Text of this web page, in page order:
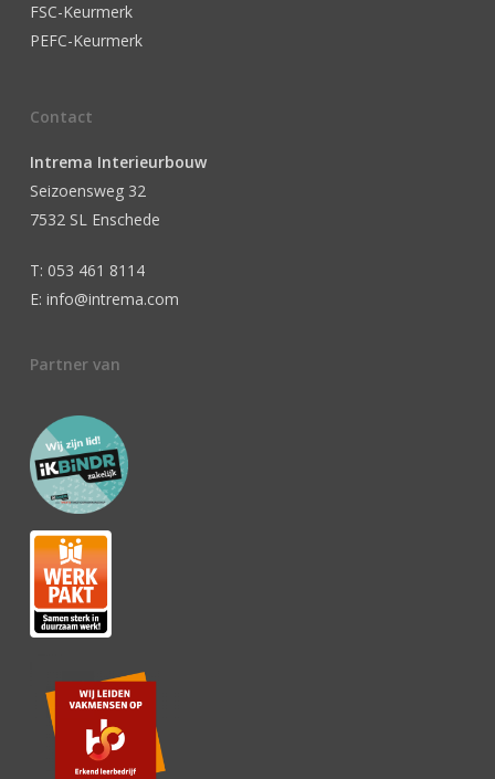
FSC-Keurmerk
PEFC-Keurmerk
Contact
Intrema Interieurbouw
Seizoensweg 32
7532 SL Enschede
T: 053 461 8114
E: info@intrema.com
Partner van